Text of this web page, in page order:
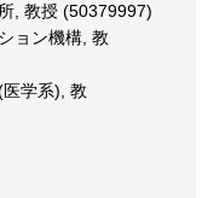
, 教授 (50379997)
ョン機構, 教
学系), 教